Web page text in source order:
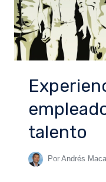
talento
Por Andrés